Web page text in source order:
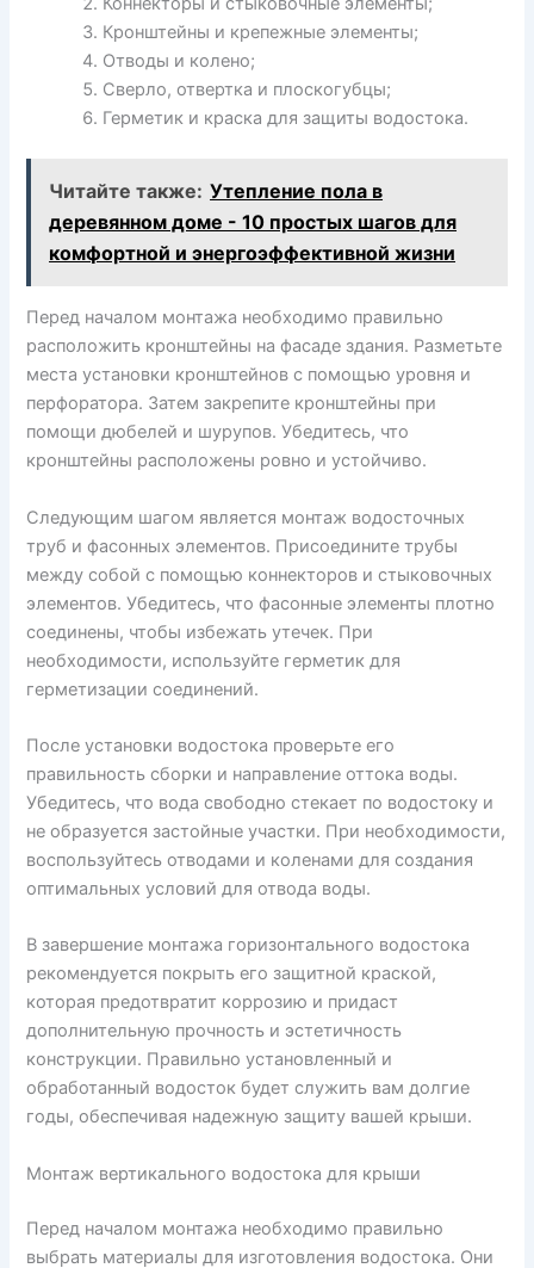
Кронштейны и крепежные элементы;
Отводы и колено;
Сверло, отвертка и плоскогубцы;
Герметик и краска для защиты водостока.
Читайте также: Утепление пола в
деревянном доме - 10 простых шагов для
комфортной и энергоэффективной жизни
Перед началом монтажа необходимо правильно
расположить кронштейны на фасаде здания. Разметьте
места установки кронштейнов с помощью уровня и
перфоратора. Затем закрепите кронштейны при
помощи дюбелей и шурупов. Убедитесь, что
кронштейны расположены ровно и устойчиво.
Следующим шагом является монтаж водосточных
труб и фасонных элементов. Присоедините трубы
между собой с помощью коннекторов и стыковочных
элементов. Убедитесь, что фасонные элементы плотно
соединены, чтобы избежать утечек. При
необходимости, используйте герметик для
герметизации соединений.
После установки водостока проверьте его
правильность сборки и направление оттока воды.
Убедитесь, что вода свободно стекает по водостоку и
не образуется застойные участки. При необходимости,
воспользуйтесь отводами и коленами для создания
оптимальных условий для отвода воды.
В завершение монтажа горизонтального водостока
рекомендуется покрыть его защитной краской,
которая предотвратит коррозию и придаст
дополнительную прочность и эстетичность
конструкции. Правильно установленный и
обработанный водосток будет служить вам долгие
годы, обеспечивая надежную защиту вашей крыши.
Монтаж вертикального водостока для крыши
Перед началом монтажа необходимо правильно
выбрать материалы для изготовления водостока. Они